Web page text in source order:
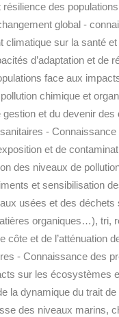
des
global -
climatique sur la santé
d’adaptation et de
face aux
chimique et
et du devenir des
-
et de
des niveaux de
et sensibilisation
usées et des déchets
organiques…), tri,
côte et de l’atténuation
- Connaissance des
sur les écosystèmes
la dynamique du trait
des niveaux marins,